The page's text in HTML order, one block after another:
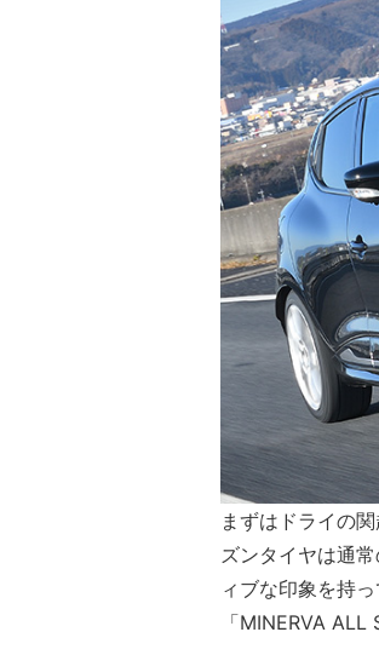
まずはドライの
ズンタイヤは通
ィブな印象を持
「MINERVA